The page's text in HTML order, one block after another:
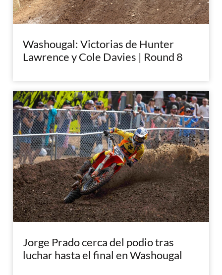
Washougal: Victorias de Hunter
Lawrence y Cole Davies | Round 8
Jorge Prado cerca del podio tras
luchar hasta el final en Washougal